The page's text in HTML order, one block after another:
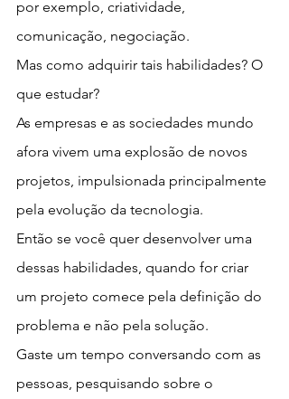
por exemplo, criatividade,
comunicação, negociação.
Mas como adquirir tais habilidades? O
que estudar?
As empresas e as sociedades mundo
afora vivem uma explosão de novos
projetos, impulsionada principalmente
pela evolução da tecnologia.
Então se você quer desenvolver uma
dessas habilidades, quando for criar
um projeto comece pela definição do
problema e não pela solução.
Gaste um tempo conversando com as
pessoas, pesquisando sobre o